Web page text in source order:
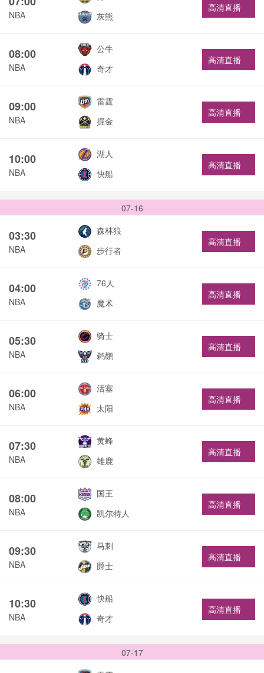
NBA
灰熊
高清直播
08:00
NBA
公牛
奇才
高清直播
09:00
NBA
雷霆
掘金
高清直播
10:00
NBA
湖人
快船
高清直播
07-16
03:30
NBA
森林狼
步行者
高清直播
04:00
NBA
76人
魔术
高清直播
05:30
NBA
骑士
鹈鹕
高清直播
06:00
NBA
活塞
太阳
高清直播
07:30
NBA
黄蜂
雄鹿
高清直播
08:00
NBA
国王
凯尔特人
高清直播
09:30
NBA
马刺
爵士
高清直播
10:30
NBA
快船
奇才
高清直播
07-17